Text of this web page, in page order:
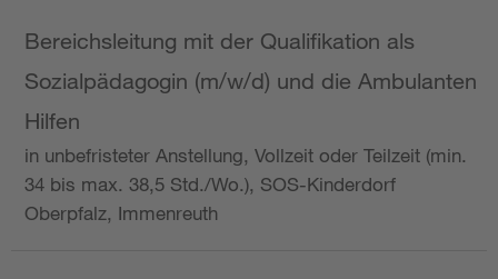
Bereichsleitung mit der Qualifikation als
Sozialpädagogin (m/w/d) und die Ambulanten
Hilfen
in unbefristeter Anstellung, Vollzeit oder Teilzeit (min.
34 bis max. 38,5 Std./Wo.), SOS-Kinderdorf
Oberpfalz, Immenreuth